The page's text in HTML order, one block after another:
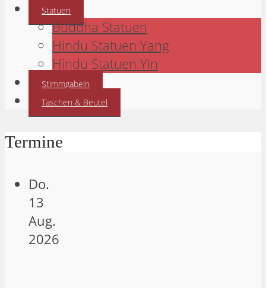
Statuen
Buddha Statuen
Hindu Statuen Yang
Hindu Statuen Yin
Stimmgabeln
Taschen & Beutel
Termine
Do.
13
Aug.
2026